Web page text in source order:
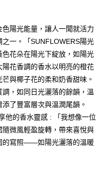
可完成結帳。
訊。
訊中的連結，可透過四大超商／
方視為交易完成。
仍視為有效，需透過AFTEE先享
之結帳頁面顯示為準，若有關於
疑問，請聯繫「AFTEE先享後付
support/home
AFTEE先享後付」服務完成之交
，並將交易相關給付款項請求債
運費
運費
運費
運費
費
陽光能量，讓人一聞就活力
一。「SUNFLOWERS陽光
花朵在陽光下綻放，如陽光
花香調的香水以明亮的橙花
與椰子花的柔和奶香甜味。
，如同日光灑落的餘韻，溫
了豐富層次與溫潤尾韻。
他的香水靈感 : 「我想像一位
微風輕盈旋轉，帶來喜悅與
的寫照——如陽光灑落的溫暖